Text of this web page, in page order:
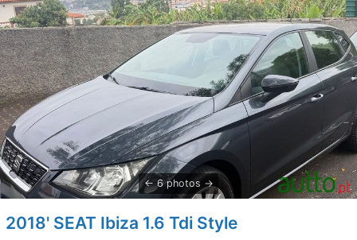
6 photos
2018' SEAT Ibiza 1.6 Tdi Style